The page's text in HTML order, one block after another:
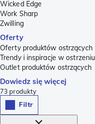
Wicked Edge
Work Sharp
Zwilling
Oferty
Oferty produktów ostrzących
Trendy i inspiracje w ostrzeniu
Outlet produktów ostrzących
Dowiedz się więcej
73 produkty
Filtr